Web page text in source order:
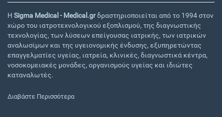
Η Sigma Medical - Medical.grδραστηριοποιείται από το 1994 στον
χώρο του ιατροτεχνολογικού εξοπλισμού, της διαγνωστικής
τεχνολογίας, των λύσεων επείγουσας ιατρικής, των ιατρικών
αναλωσίμων και της υγειονομικής ένδυσης, εξυπηρετώντας
επαγγελματίες υγείας, ιατρεία, κλινικές, διαγνωστικά κέντρα,
νοσοκομειακές μονάδες, οργανισμούς υγείας και ιδιώτες
καταναλωτές.
Διαβάστε Περισσότερα